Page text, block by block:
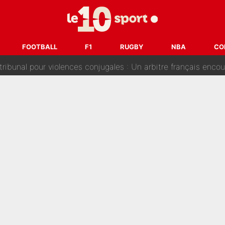
FOOTBALL F1 RUGBY NBA
: «Ils n’étaient pas proches», les confidences d’un membre de l’équipe
Pablo Longoria : Quelques semaines après son départ, l'ancien
pour violences conjugales : Un arbitre français